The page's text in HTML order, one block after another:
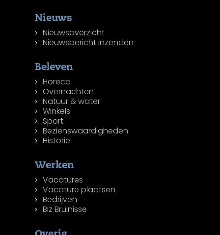
Nieuws
Nieuwsoverzicht
Nieuwsbericht inzenden
Beleven
Horeca
Overnachten
Natuur & water
Winkels
Sport
Bezienswaardigheden
Historie
Werken
Vacatures
Vacature plaatsen
Bedrijven
Biz Bruinisse